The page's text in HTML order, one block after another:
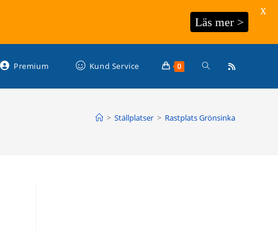
Premium Kund Service 0 Slå
> Ställplatser > Rastplats Grönsinka
Läs mer >
X